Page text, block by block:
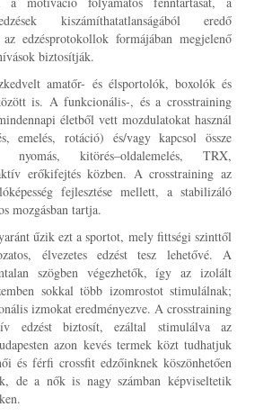
kiszámíthatatlanságából eredő
az edzésprotokollok formájában megjelenő
biztosítják.
amatőr- és élsportolók, boxolók és
is. A funkcionális-, és a crosstraining
életből vett mozdulatokat használ
emelés, rotáció) és/vagy kapcsol össze
nyomás, kitörés–oldalemelés, TRX,
erőkifejtés közben. A crosstraining az
fejlesztése mellett, a stabilizáló
mozgásban tartja.
űzik ezt a sportot, mely fittségi szinttől
élvezetes edzést tesz lehetővé. A
szögben végezhetők, így az izolált
sokkal több izomrostot stimulálnak;
izmokat eredményezve. A crosstraining
edzést biztosít, ezáltal stimulálva az
azon kevés termek közt tudhatjuk
és férfi crossfit edzőinknek köszönhetően
de a nők is nagy számban képviseltetik